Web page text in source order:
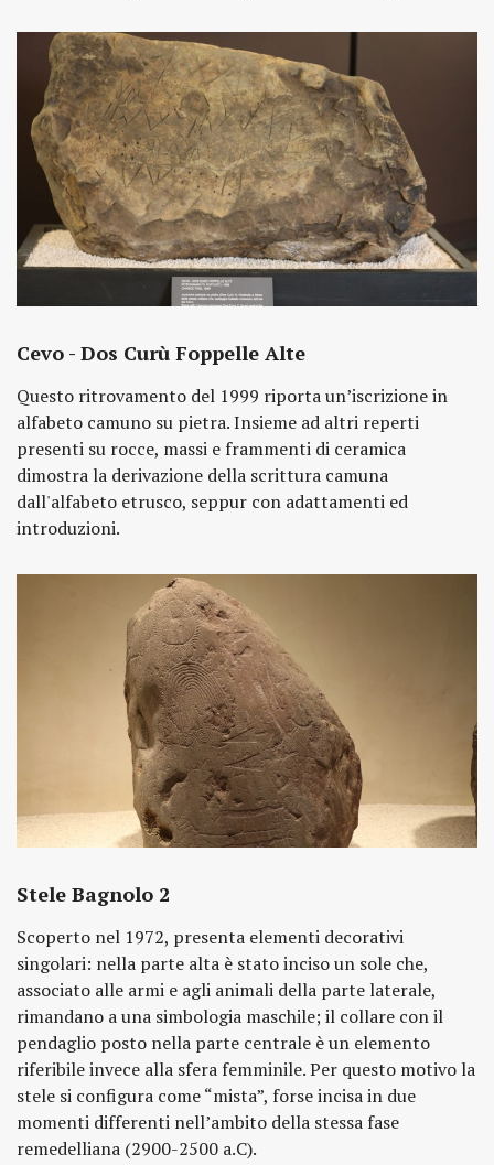
Cevo - Dos Curù Foppelle Alte
Questo ritrovamento del 1999 riporta un’iscrizione in
alfabeto camuno su pietra. Insieme ad altri reperti
presenti su rocce, massi e frammenti di ceramica
dimostra la derivazione della scrittura camuna
dall'alfabeto etrusco, seppur con adattamenti ed
introduzioni.
Stele Bagnolo 2
Scoperto nel 1972, presenta elementi decorativi
singolari: nella parte alta è stato inciso un sole che,
associato alle armi e agli animali della parte laterale,
rimandano a una simbologia maschile; il collare con il
pendaglio posto nella parte centrale è un elemento
riferibile invece alla sfera femminile. Per questo motivo la
stele si configura come “mista”, forse incisa in due
momenti differenti nell’ambito della stessa fase
remedelliana (2900-2500 a.C).